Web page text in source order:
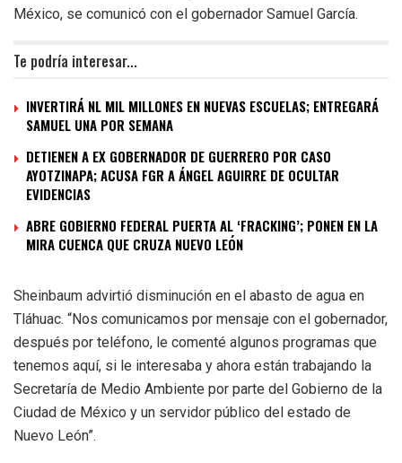
México, se comunicó con el gobernador Samuel García.
Te podría interesar...
INVERTIRÁ NL MIL MILLONES EN NUEVAS ESCUELAS; ENTREGARÁ
SAMUEL UNA POR SEMANA
DETIENEN A EX GOBERNADOR DE GUERRERO POR CASO
AYOTZINAPA; ACUSA FGR A ÁNGEL AGUIRRE DE OCULTAR
EVIDENCIAS
ABRE GOBIERNO FEDERAL PUERTA AL ‘FRACKING’; PONEN EN LA
MIRA CUENCA QUE CRUZA NUEVO LEÓN
Sheinbaum advirtió disminución en el abasto de agua en
Tláhuac. “Nos comunicamos por mensaje con el gobernador,
después por teléfono, le comenté algunos programas que
tenemos aquí, si le interesaba y ahora están trabajando la
Secretaría de Medio Ambiente por parte del Gobierno de la
Ciudad de México y un servidor público del estado de
Nuevo León”.